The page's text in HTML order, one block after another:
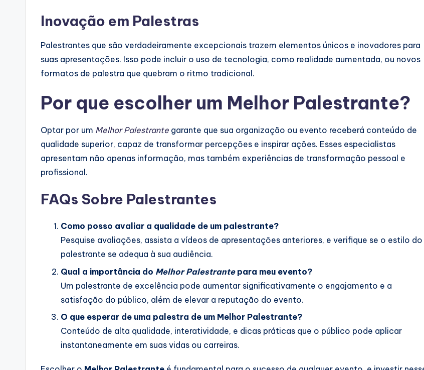
Inovação em Palestras
Palestrantes que são verdadeiramente excepcionais trazem elementos únicos e inovadores para
suas apresentações. Isso pode incluir o uso de tecnologia, como realidade aumentada, ou novos
formatos de palestra que quebram o ritmo tradicional.
Por que escolher um Melhor Palestrante?
Optar por um Melhor Palestrante garante que sua organização ou evento receberá conteúdo de
qualidade superior, capaz de transformar percepções e inspirar ações. Esses especialistas
apresentam não apenas informação, mas também experiências de transformação pessoal e
profissional.
FAQs Sobre Palestrantes
Como posso avaliar a qualidade de um palestrante?
Pesquise avaliações, assista a vídeos de apresentações anteriores, e verifique se o estilo do
palestrante se adequa à sua audiência.
Qual a importância do Melhor Palestrantepara meu evento?
Um palestrante de excelência pode aumentar significativamente o engajamento e a
satisfação do público, além de elevar a reputação do evento.
O que esperar de uma palestra de um Melhor Palestrante?
Conteúdo de alta qualidade, interatividade, e dicas práticas que o público pode aplicar
instantaneamente em suas vidas ou carreiras.